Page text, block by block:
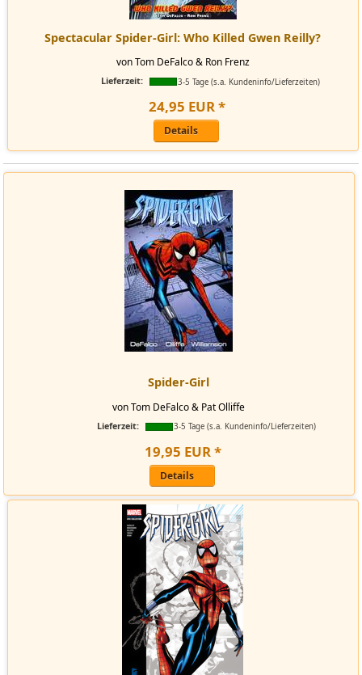
Spectacular Spider-Girl: Who Killed Gwen Reilly?
von Tom DeFalco & Ron Frenz
Lieferzeit: 3-5 Tage (s.a. Kundeninfo/Lieferzeiten)
24,95 EUR*
Details
Spider-Girl
von Tom DeFalco & Pat Olliffe
Lieferzeit: 3-5 Tage (s.a. Kundeninfo/Lieferzeiten)
19,95 EUR*
Details